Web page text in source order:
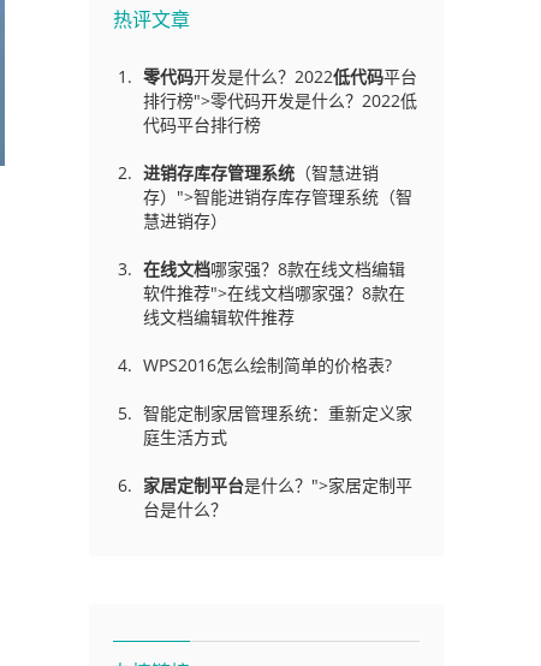
热评文章
零代码开发是什么？2022低代码平台
排行榜">零代码开发是什么？2022低
代码平台排行榜
进销存库存管理系统 （智慧进销
存）">智能进销存库存管理系统（智
慧进销存）
在线文档哪家强？8款在线文档编辑
软件推荐">在线文档哪家强？8款在
线文档编辑软件推荐
WPS2016怎么绘制简单的价格表?
智能定制家居管理系统：重新定义家
庭生活方式
家居定制平台是什么？">家居定制平
台是什么？